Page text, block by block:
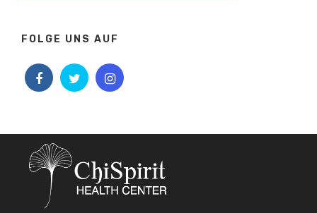
FOLGE UNS AUF